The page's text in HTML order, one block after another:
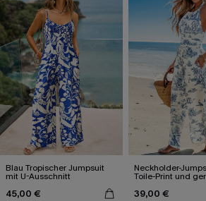
Blau Tropischer Jumpsuit
mit U-Ausschnitt
45,00 €
Neckholder-
Toile-Print und
39,00 €